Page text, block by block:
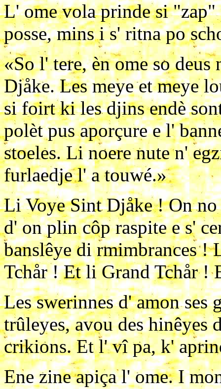
L' ome vola prinde si "zap"
posse, mins i s' ritna po
«So l' tere, èn ome so
Djåke. Les meye et meye
si foirt ki les djins endè
polèt pus aporçure e l'
stoeles. Li noere nute n'
furlaedje l' a touwé.»
Li Voye Sint Djåke ! On
d' on plin côp raspite e s'
banslêye di rmimbrances
Tchår ! Et li Grand Tchår !
Les swerinnes d' amon
trûleyes, avou des hinêyes
crikions. Et l' vî pa, k'
Ene zine apiça l' ome. I